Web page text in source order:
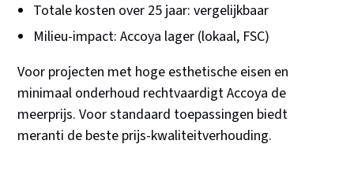
Totale kosten over 25 jaar: vergelijkbaar
Milieu-impact: Accoya lager (lokaal, FSC)
Voor projecten met hoge esthetische eisen en
minimaal onderhoud rechtvaardigt Accoya de
meerprijs. Voor standaard toepassingen biedt
meranti de beste prijs-kwaliteitverhouding.